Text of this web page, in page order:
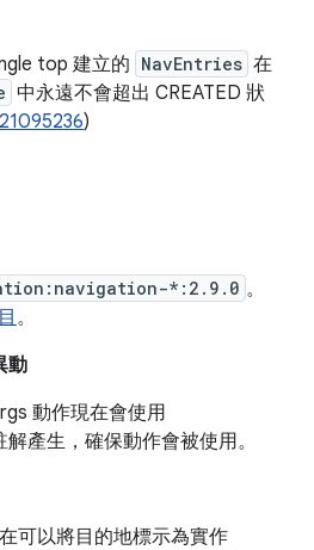
top 建立的 NavEntries 在
中永遠不會超出 CREATED 狀
)
*:2.9.0 。
。
動
動作現在會使用
解產生，確保動作會被使用。
可以將目的地標示為實作